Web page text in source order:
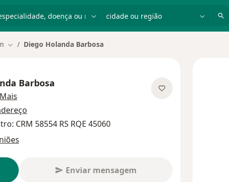
Mudar de cidade
Diego Holanda Barbosa
Barbosa
Mais
CRM 58554 RS RQE 45060
Enviar mensagem